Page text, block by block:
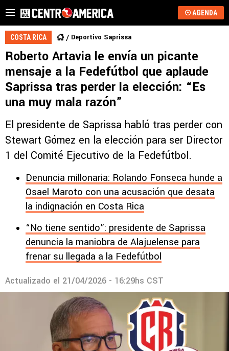
AGENDA
COSTA RICA Deportivo Saprissa
Roberto Artavia le envía un picante
mensaje a la Fedefútbol que aplaude
Saprissa tras perder la elección: “Es
una muy mala razón”
El presidente de Saprissa habló tras perder con
Stewart Gómez en la elección para ser Director
1 del Comité Ejecutivo de la Fedefútbol.
Denuncia millonaria: Rolando Fonseca hunde a
Osael Maroto con una acusación que desata
la indignación en Costa Rica
“No tiene sentido”: presidente de Saprissa
denuncia la maniobra de Alajuelense para
frenar su llegada a la Fedefútbol
Actualizado el 21/04/2026 - 16:29hs CST